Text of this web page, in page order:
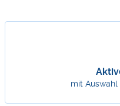
mit Auswahl